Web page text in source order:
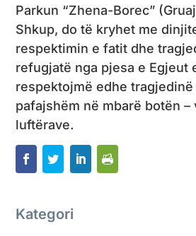
Parkun “Zhena-Borec”
Shkup, do të kryhet me
respektimin e fatit dhe
refugjatë nga pjesa e Egjeut
respektojmë edhe
pafajshëm në mbarë botën –
luftërave.
Kategori